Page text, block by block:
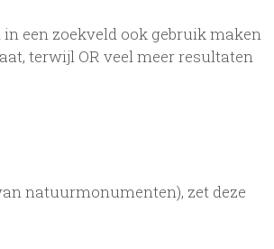
een zoekveld ook gebruik maken
terwijl OR veel meer resultaten
natuurmonumenten), zet deze